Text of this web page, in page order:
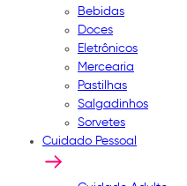
Bebidas
Doces
Eletrônicos
Mercearia
Pastilhas
Salgadinhos
Sorvetes
Cuidado Pessoal